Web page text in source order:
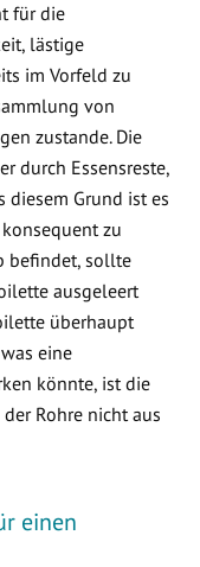
für die
lästige
im Vorfeld zu
von
zustande. Die
durch Essensreste,
diesem Grund ist es
zu
befindet, sollte
ausgeleert
überhaupt
eine
könnte, ist die
Rohre nicht aus
einen